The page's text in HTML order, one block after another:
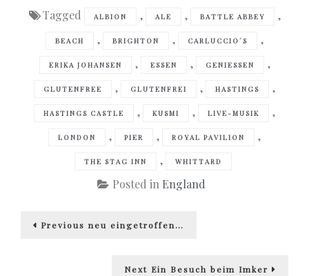
Tagged ALBION , ALE , BATTLE ABBEY ,
BEACH , BRIGHTON , CARLUCCIO´S ,
ERIKA JOHANSEN , ESSEN , GENIESSEN ,
GLUTENFREE , GLUTENFREI , HASTINGS ,
HASTINGS CASTLE , KUSMI , LIVE-MUSIK ,
LONDON , PIER , ROYAL PAVILION ,
THE STAG INN , WHITTARD
Posted in England
Beitragsnavigation
Previous
Previous
neu eingetroffen…
Next Next
Ein Besuch beim Imker